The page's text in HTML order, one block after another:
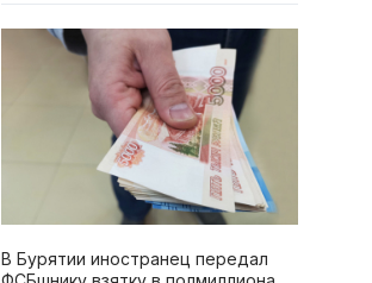
В Бурятии иностранец передал